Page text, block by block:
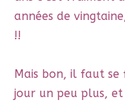
années de
!!
Mais bon, il faut se
jour un peu plus,